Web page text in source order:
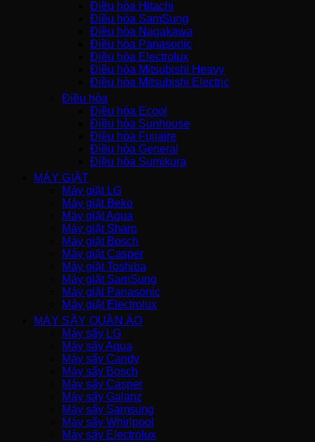
Điều hòa Hitachi
Điều hòa SamSung
Điều hòa Nagakawa
Điều hòa Panasonic
Điều hòa Electrolux
Điều hòa Mitsubishi Heavy
Điều hòa Mitsubishi Electric
Điều hòa
Điều hòa Ecool
Điều hòa Sunhouse
Điều hòa Fujiaire
Điều hòa General
Điều hòa Sumikura
MÁY GIẶT
Máy giặt LG
Máy giặt Beko
Máy giặt Aqua
Máy giặt Sharp
Máy giặt Bosch
Máy giặt Casper
Máy giặt Toshiba
Máy giặt SamSung
Máy giặt Panasonic
Máy giặt Electrolux
MÁY SẤY QUẦN ÁO
Máy sấy LG
Máy sấy Aqua
Máy sấy Candy
Máy sấy Bosch
Máy sấy Casper
Máy sấy Galanz
Máy sấy Samsung
Máy sấy Whirlpool
Máy sấy Electrolux